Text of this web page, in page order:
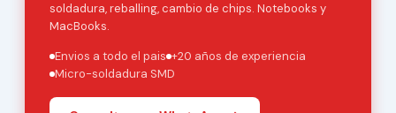
soldadura, reballing, cambio de chips. Notebooks y
MacBooks.
Envios a todo el pais +20 años de experiencia
Micro-soldadura SMD